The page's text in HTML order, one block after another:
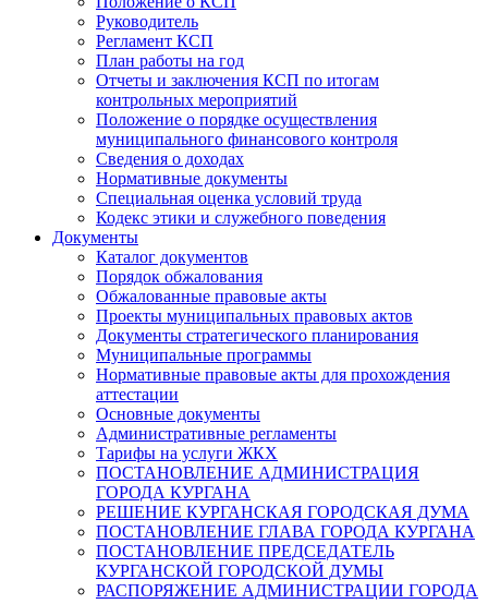
Руководитель
Регламент КСП
План работы на год
Отчеты и заключения КСП по итогам
контрольных мероприятий
Положение о порядке осуществления
муниципального финансового контроля
Сведения о доходах
Нормативные документы
Специальная оценка условий труда
Кодекс этики и служебного поведения
Документы
Каталог документов
Порядок обжалования
Обжалованные правовые акты
Проекты муниципальных правовых актов
Документы стратегического планирования
Муниципальные программы
Нормативные правовые акты для прохождения
аттестации
Основные документы
Административные регламенты
Тарифы на услуги ЖКХ
ПОСТАНОВЛЕНИЕ АДМИНИСТРАЦИЯ
ГОРОДА КУРГАНА
РЕШЕНИЕ КУРГАНСКАЯ ГОРОДСКАЯ ДУМА
ПОСТАНОВЛЕНИЕ ГЛАВА ГОРОДА КУРГАНА
ПОСТАНОВЛЕНИЕ ПРЕДСЕДАТЕЛЬ
КУРГАНСКОЙ ГОРОДСКОЙ ДУМЫ
РАСПОРЯЖЕНИЕ АДМИНИСТРАЦИИ ГОРОДА